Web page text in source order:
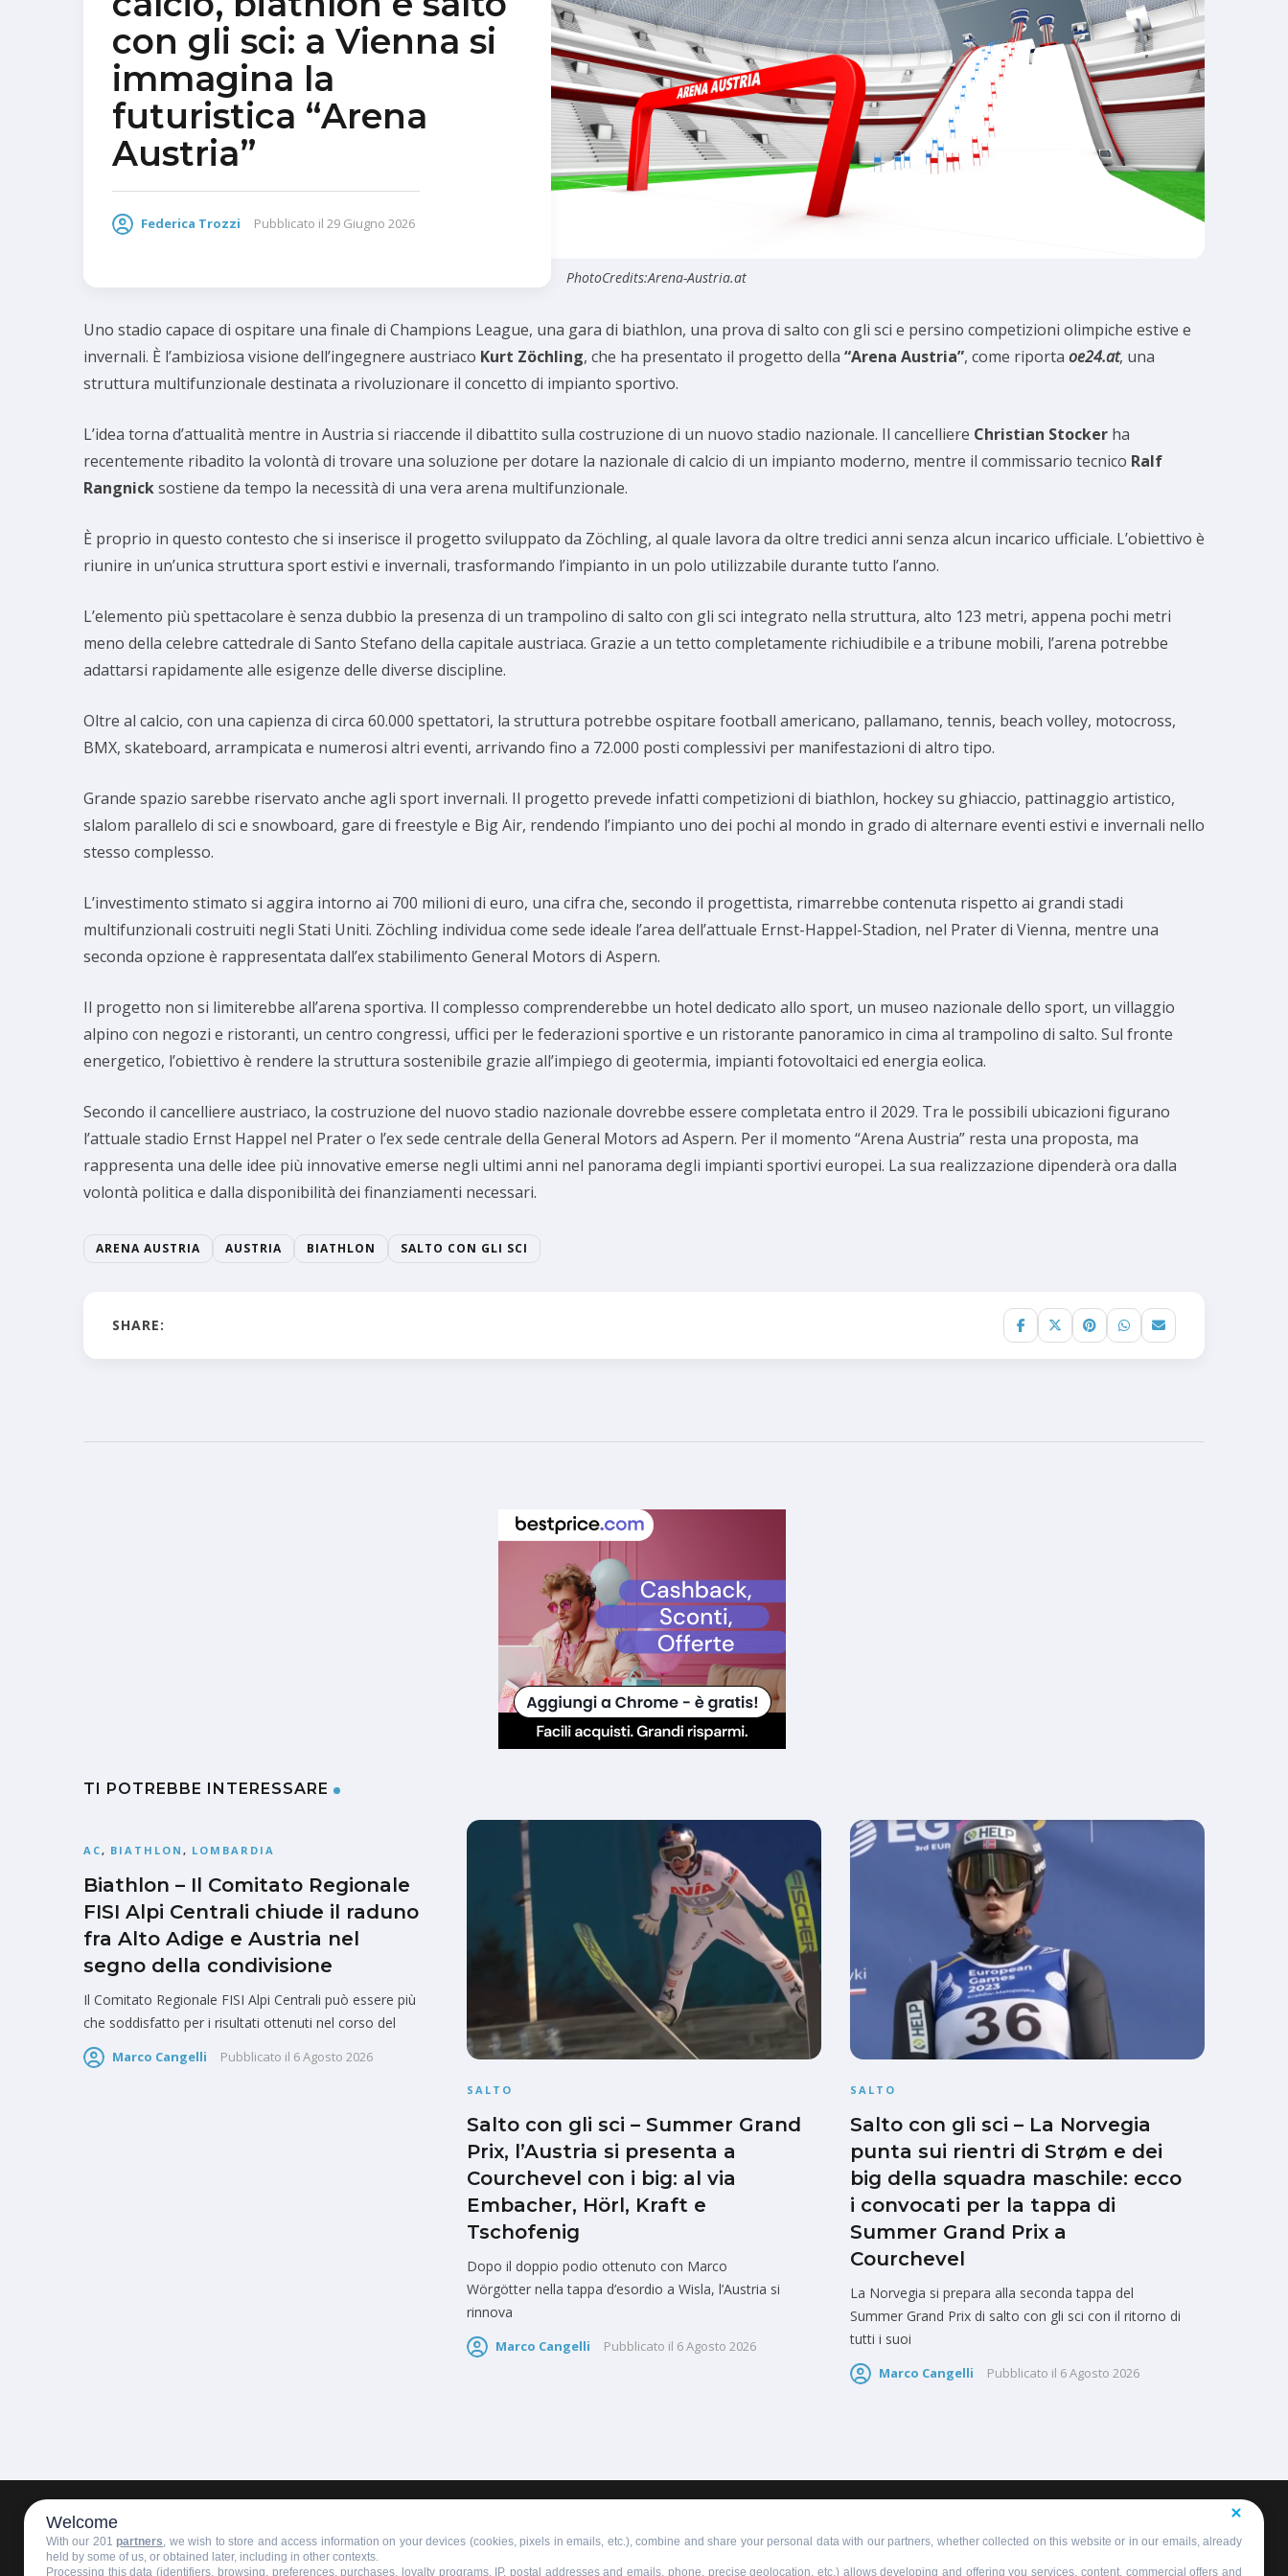
con gli sci: a Vienna si
immagina la
futuristica “Arena
Austria”
Federica Trozzi Pubblicato il 29 Giugno 2026
PhotoCredits:Arena-Austria.at
Uno stadio capace di ospitare una finale di Champions League, una gara di biathlon, una prova di salto con gli sci e persino competizioni olimpiche estive e
invernali. È l’ambiziosa visione dell’ingegnere austriaco Kurt Zöchling, che ha presentato il progetto della “Arena Austria”, come riporta oe24.at, una
struttura multifunzionale destinata a rivoluzionare il concetto di impianto sportivo.
L’idea torna d’attualità mentre in Austria si riaccende il dibattito sulla costruzione di un nuovo stadio nazionale. Il cancelliere Christian Stocker ha
recentemente ribadito la volontà di trovare una soluzione per dotare la nazionale di calcio di un impianto moderno, mentre il commissario tecnico Ralf
Rangnicksostiene da tempo la necessità di una vera arena multifunzionale.
È proprio in questo contesto che si inserisce il progetto sviluppato da Zöchling, al quale lavora da oltre tredici anni senza alcun incarico ufficiale. L’obiettivo è
riunire in un’unica struttura sport estivi e invernali, trasformando l’impianto in un polo utilizzabile durante tutto l’anno.
L’elemento più spettacolare è senza dubbio la presenza di un trampolino di salto con gli sci integrato nella struttura, alto 123 metri, appena pochi metri
meno della celebre cattedrale di Santo Stefano della capitale austriaca. Grazie a un tetto completamente richiudibile e a tribune mobili, l’arena potrebbe
adattarsi rapidamente alle esigenze delle diverse discipline.
Oltre al calcio, con una capienza di circa 60.000 spettatori, la struttura potrebbe ospitare football americano, pallamano, tennis, beach volley, motocross,
BMX, skateboard, arrampicata e numerosi altri eventi, arrivando fino a 72.000 posti complessivi per manifestazioni di altro tipo.
Grande spazio sarebbe riservato anche agli sport invernali. Il progetto prevede infatti competizioni di biathlon, hockey su ghiaccio, pattinaggio artistico,
slalom parallelo di sci e snowboard, gare di freestyle e Big Air, rendendo l’impianto uno dei pochi al mondo in grado di alternare eventi estivi e invernali nello
stesso complesso.
L’investimento stimato si aggira intorno ai 700 milioni di euro, una cifra che, secondo il progettista, rimarrebbe contenuta rispetto ai grandi stadi
multifunzionali costruiti negli Stati Uniti. Zöchling individua come sede ideale l’area dell’attuale Ernst-Happel-Stadion, nel Prater di Vienna, mentre una
seconda opzione è rappresentata dall’ex stabilimento General Motors di Aspern.
Il progetto non si limiterebbe all’arena sportiva. Il complesso comprenderebbe un hotel dedicato allo sport, un museo nazionale dello sport, un villaggio
alpino con negozi e ristoranti, un centro congressi, uffici per le federazioni sportive e un ristorante panoramico in cima al trampolino di salto. Sul fronte
energetico, l’obiettivo è rendere la struttura sostenibile grazie all’impiego di geotermia, impianti fotovoltaici ed energia eolica.
Secondo il cancelliere austriaco, la costruzione del nuovo stadio nazionale dovrebbe essere completata entro il 2029. Tra le possibili ubicazioni figurano
l’attuale stadio Ernst Happel nel Prater o l’ex sede centrale della General Motors ad Aspern. Per il momento “Arena Austria” resta una proposta, ma
rappresenta una delle idee più innovative emerse negli ultimi anni nel panorama degli impianti sportivi europei. La sua realizzazione dipenderà ora dalla
volontà politica e dalla disponibilità dei finanziamenti necessari.
ARENA AUSTRIA AUSTRIA BIATHLON SALTO CON GLI SCI
SHARE:
TI POTREBBE INTERESSARE
AC, BIATHLON , LOMBARDIA
Biathlon – Il Comitato Regionale
FISI Alpi Centrali chiude il raduno
fra Alto Adige e Austria nel
segno della condivisione
Il Comitato Regionale FISI Alpi Centrali può essere più
che soddisfatto per i risultati ottenuti nel corso del
Marco Cangelli Pubblicato il 6 Agosto 2026
SALTO
Salto con gli sci – Summer Grand
Prix, l’Austria si presenta a
Courchevel con i big: al via
Embacher, Hörl, Kraft e
Tschofenig
Dopo il doppio podio ottenuto con Marco
Wörgötter nella tappa d’esordio a Wisla, l’Austria si
rinnova
Marco Cangelli Pubblicato il 6 Agosto 2026
SALTO
Salto con gli sci – La Norvegia
punta sui rientri di Strøm e dei
big della squadra maschile: ecco
i convocati per la tappa di
Summer Grand Prix a
Courchevel
La Norvegia si prepara alla seconda tappa del
Summer Grand Prix di salto con gli sci con il ritorno di
tutti i suoi
Marco Cangelli Pubblicato il 6 Agosto 2026
HOMEPAGEREDAZIONE INVIA UN COMUNICATO STAMPAPUBBLICITÀSCRIVI AL DIRETTORE
Welcome
With our 201 partners, we wish to store and access information on your devices (cookies, pixels in emails, etc.), combine and share your personal data with our partners, whether collected on this website or in our emails, already
held by some of us, or obtained later, including in other contexts.
Processing this data (identifiers, browsing, preferences, purchases, loyalty programs, IP, postal addresses and emails, phone, precise geolocation, etc.) allows developing and offering you services, content, commercial offers and